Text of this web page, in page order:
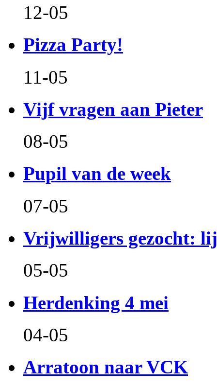
12-05
Pizza Party!
11-05
Vijf vragen aan Pieter
08-05
Pupil van de week
07-05
Vrijwilligers gezocht:
05-05
Herdenking 4 mei
04-05
Arratoon naar VCK